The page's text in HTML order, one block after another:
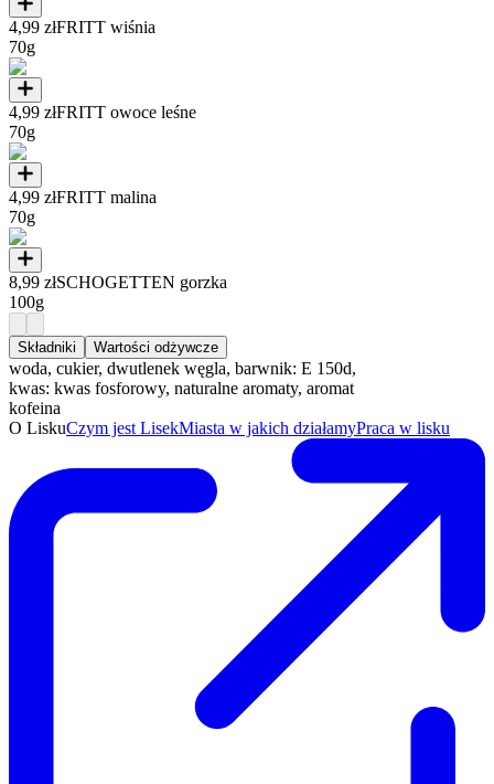
4,99 złFRITT wiśnia
70g
4,99 złFRITT owoce leśne
70g
4,99 złFRITT malina
70g
8,99 złSCHOGETTEN gorzka
100g
Składniki Wartości odżywcze
woda, cukier, dwutlenek węgla, barwnik: E 150d,
kwas: kwas fosforowy, naturalne aromaty, aromat
kofeina
O LiskuCzym jest LisekMiasta w jakich działamyPraca w lisku